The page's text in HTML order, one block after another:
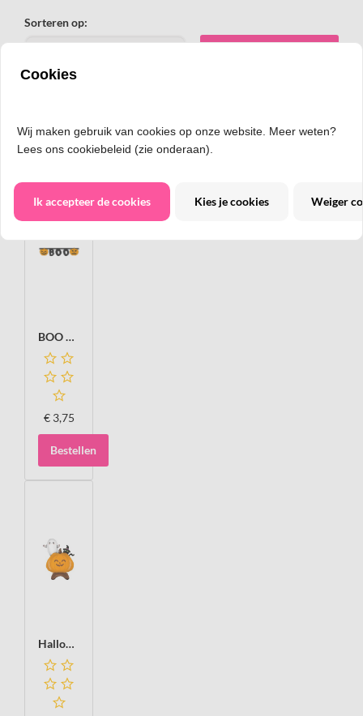
Sorteren op:
Ook het bekijken waard:
BOO Halloween slinger, papier
€ 3,75
Bestellen
Halloween decor Folieballon staand, 102 cm
Cookies
Wij maken gebruik van cookies op onze website. Meer weten?
Lees ons cookiebeleid (zie onderaan).
Ik accepteer de cookies Kies je cookies Weiger